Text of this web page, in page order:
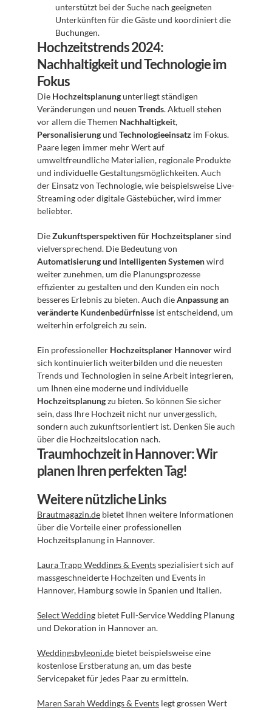
unterstützt bei der Suche nach geeigneten
Unterkünften für die Gäste und koordiniert die
Buchungen.
Hochzeitstrends 2024:
Nachhaltigkeit und Technologie im
Fokus
Die Hochzeitsplanung unterliegt ständigen
Veränderungen und neuen Trends. Aktuell stehen
vor allem die Themen Nachhaltigkeit
Personalisierung und Technologieeinsatz im Fokus.
Paare legen immer mehr Wert auf
umweltfreundliche Materialien, regionale Produkte
und individuelle Gestaltungsmöglichkeiten. Auch
der Einsatz von Technologie, wie beispielsweise Live-
Streaming oder digitale Gästebücher, wird immer
beliebter.
Die Zukunftsperspektiven für Hochzeitsplaner sind
Automatisierung und intelligenten Systemen wird
weiter zunehmen, um die Planungsprozesse
effizienter zu gestalten und den Kunden ein noch
besseres Erlebnis zu bieten. Auch die Anpassung an
veränderte Kundenbedürfnisse ist entscheidend, um
weiterhin erfolgreich zu sein.
Ein professioneller Hochzeitsplaner Hannover wird
sich kontinuierlich weiterbilden und die neuesten
Trends und Technologien in seine Arbeit integrieren,
Hochzeitsplanung zu bieten. So können Sie sicher
sein, dass Ihre Hochzeit nicht nur unvergesslich,
sondern auch zukunftsorientiert ist. Denken Sie auch
über die Hochzeitslocation nach.
Traumhochzeit in Hannover: Wir
planen Ihren perfekten Tag!
Weitere nützliche Links
Brautmagazin.de bietet Ihnen weitere Informationen
über die Vorteile einer professionellen
Hochzeitsplanung in Hannover.
Laura Trapp Weddings & Events spezialisiert sich auf
massgeschneiderte Hochzeiten und Events in
Hannover, Hamburg sowie in Spanien und Italien.
Select Wedding bietet Full-Service Wedding Planung
und Dekoration in Hannover an.
Weddingsbyleoni.de bietet beispielsweise eine
kostenlose Erstberatung an, um das beste
Servicepaket für jedes Paar zu ermitteln.
Maren Sarah Weddings & Events legt grossen Wert